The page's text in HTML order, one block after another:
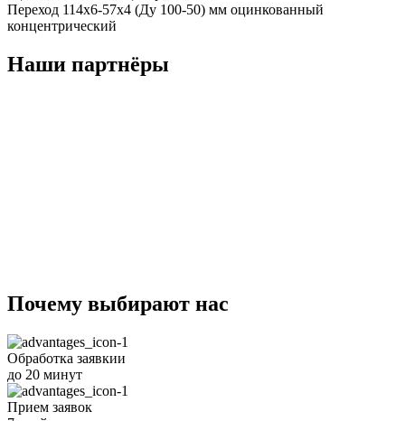
Переход 114x6-57x4 (Ду 100-50) мм оцинкованный
концентрический
Наши партнёры
Почему выбирают нас
Обработка заявкии
до 20 минут
Прием заявок